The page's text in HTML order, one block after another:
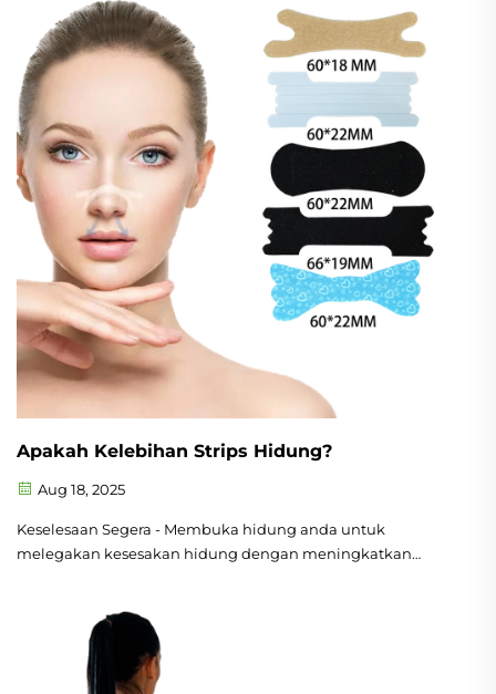
Apakah Kelebihan Strips Hidung?
Aug 18, 2025
Keselesaan Segera - Membuka hidung anda untuk
melegakan kesesakan hidung dengan meningkatkan
untuk membantu anda bernafas dengan lebih baik.
Keselesaan Dengkur - Strips hidung kami merupakan
penyelesaian yang hebat untuk dengkur akibat kesesakan